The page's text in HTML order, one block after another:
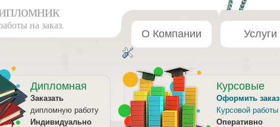
на заказ.
О Компании Услуги
Дипломная
Заказать
дипломную работу
Индивидуально
Курсовые
Оформить заказ
Курсовой работы
Оперативно